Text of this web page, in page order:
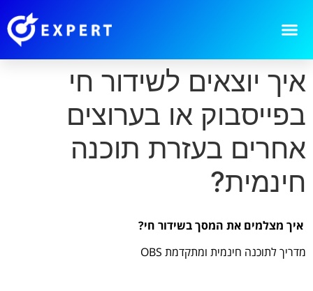
איך יוצאים לשידור חי
בפייסבוק או בערוצים
אחרים בעזרת תוכנה
חינמית?
איך מצלמים את המסך בשידור חי?
מדריך לתוכנה חינמית ומתקדמת OBS